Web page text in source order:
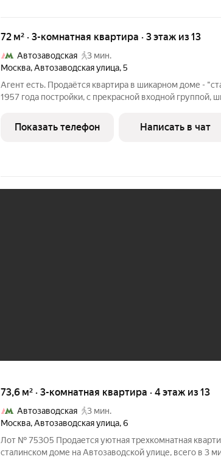
72 м² · 3-комнатная квартира · 3 этаж из 13
Автозаводская
3 мин.
Москва,Автозаводская улица,5
Агент есть. Продаётся квартира в шикарном доме -
1957 года постройки, с прекрасной входной группой,
лифтов. Два пассажирских лифта и два лестничных
Толстые
Показать телефон Написать в чат
73,6 м² · 3-комнатная квартира · 4 этаж из 13
Автозаводская
3 мин.
Москва,Автозаводская улица,6
Лот № 75305 Продается уютная трехкомнатная
сталинском доме на Автозаводской улице, всего в 3